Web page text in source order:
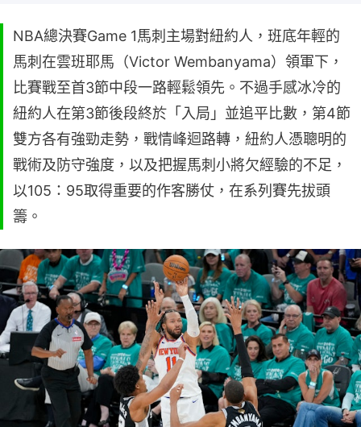
NBA總決賽Game 1馬刺主場對紐約人，班底年輕的
馬刺在雲班耶馬（Victor Wembanyama）領軍下，
比賽戰至首3節中段一路輕鬆領先。不過手感冰冷的
紐約人在第3節後段終於「入局」並追平比數，第4節
雙方各有強勁走勢，戰情峰迴路轉，紐約人憑聰明的
戰術及防守強度，以及把握馬刺小將欠經驗的不足，
以105：95取得重要的作客勝仗，在系列賽先拔頭
籌。